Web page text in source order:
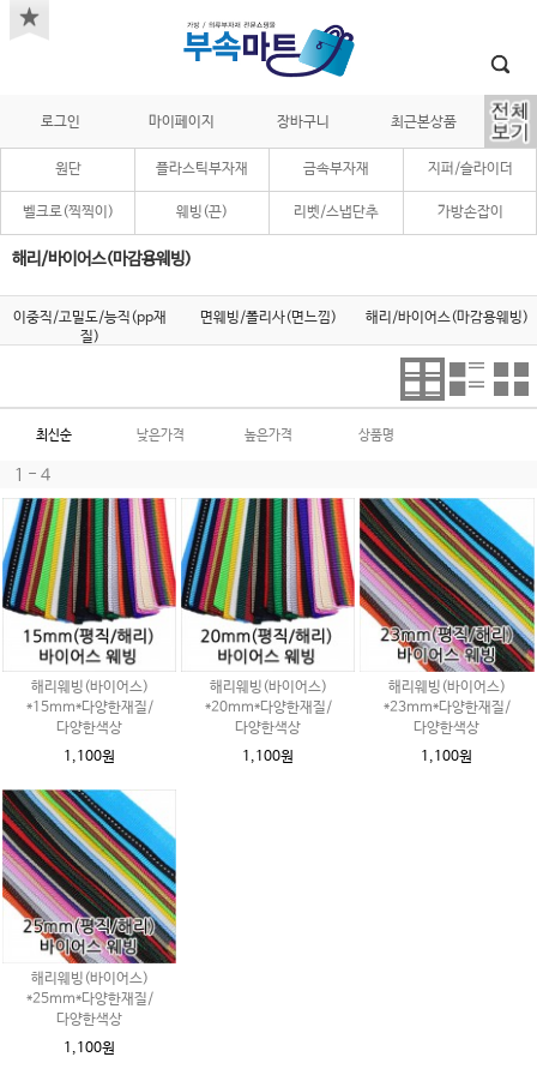
로그인 마이페이지 장바구니 최근본상품
원단 플라스틱부자재 금속부자재 지퍼/슬라이더
벨크로(찍찍이) 웨빙(끈) 리벳/스냅단추 가방손잡이
해리/바이어스(마감용웨빙)
이중직/고밀도/능직(pp재
질)
면웨빙/폴리사(면느낌) 해리/바이어스(마감용웨빙)
최신순 낮은가격 높은가격 상품명
1 - 4
해리웨빙(바이어스)
*15mm*다양한재질/
다양한색상
1,100원
해리웨빙(바이어스)
*20mm*다양한재질/
다양한색상
1,100원
해리웨빙(바이어스)
*23mm*다양한재질/
다양한색상
1,100원
해리웨빙(바이어스)
*25mm*다양한재질/
다양한색상
1,100원